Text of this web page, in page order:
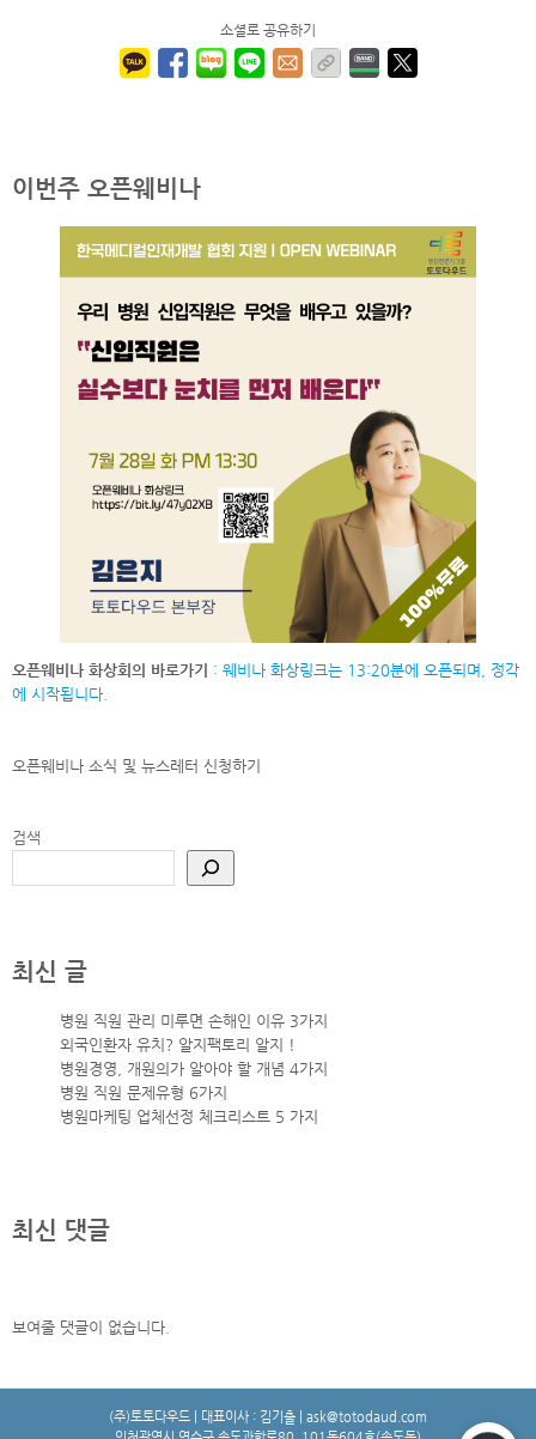
소셜로 공유하기
이번주 오픈웨비나
오픈웨비나 화상회의 바로가기 : 웨비나 화상링크는 13:20분에 오픈되며, 정각
에 시작됩니다.
오픈웨비나 소식 및 뉴스레터 신청하기
검색
최신 글
병원 직원 관리 미루면 손해인 이유 3가지
외국인환자 유치? 알지팩토리 알지 !
병원경영, 개원의가 알아야 할 개념 4가지
병원 직원 문제유형 6가지
병원마케팅 업체선정 체크리스트 5 가지
최신 댓글
보여줄 댓글이 없습니다.
(주)토토다우드 | 대표이사 : 김기출 | ask@totodaud.com